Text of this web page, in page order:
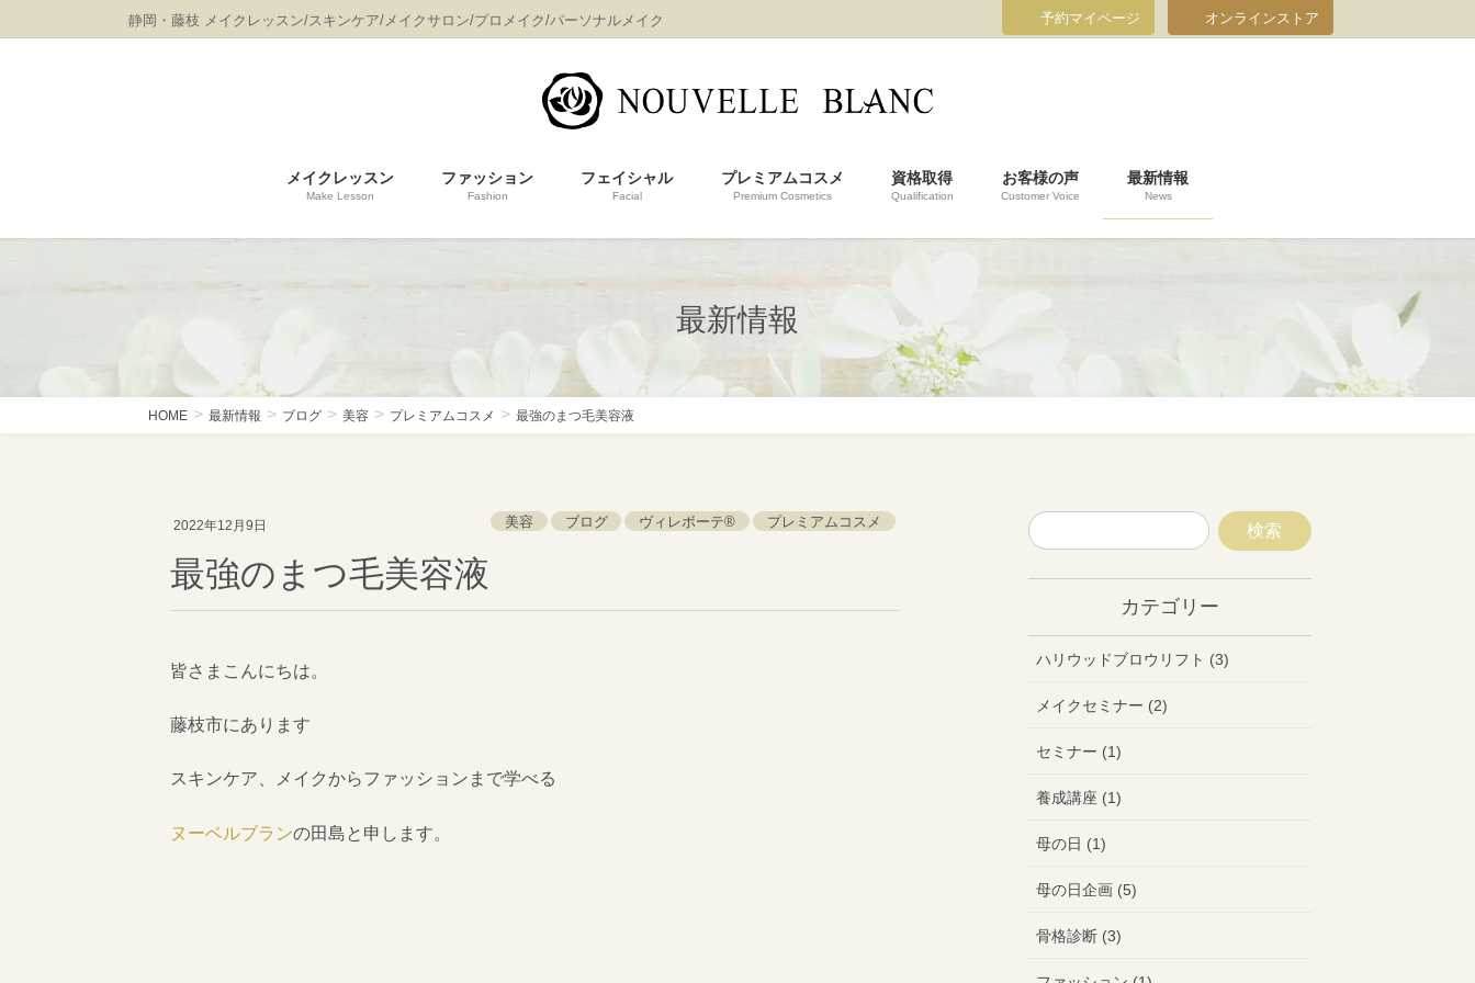
ン
ビ
静岡・藤枝 メイクレッスン/スキンケア/メイクサロン/プロメイク/パーソナルメイク 予約マイページ オンラインストア
メイクレッスン
Make Lesson
ファッション
Fashion
フェイシャル
Facial
プレミアムコスメ
Premium Cosmetics
資格取得
Qualification
お客様の声
Customer Voice
最新情報
News
最新情報
HOME 最新情報 ブログ 美容 プレミアムコスメ 最強のまつ毛美容液
2022年12月9日 プレミアムコスメ
ヴィレボーテ®︎
ブログ
美容
最強のまつ毛美容液
皆さまこんにちは。
藤枝市にあります
スキンケア、メイクからファッションまで学べる
ヌーベルブランの田島と申します。
カテゴリー
ハリウッドブロウリフト (3)
メイクセミナー (2)
セミナー (1)
養成講座 (1)
母の日 (1)
母の日企画 (5)
骨格診断 (3)